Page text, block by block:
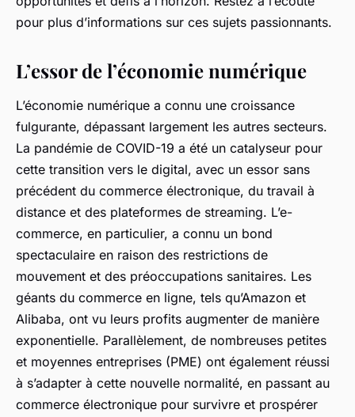
pour plus d’informations sur ces sujets passionnants.
L’essor de l’économie numérique
L’économie numérique a connu une croissance
fulgurante, dépassant largement les autres secteurs.
La pandémie de COVID-19 a été un catalyseur pour
cette transition vers le digital, avec un essor sans
précédent du commerce électronique, du travail à
distance et des plateformes de streaming. L’e-
commerce, en particulier, a connu un bond
spectaculaire en raison des restrictions de
mouvement et des préoccupations sanitaires. Les
géants du commerce en ligne, tels qu’Amazon et
Alibaba, ont vu leurs profits augmenter de manière
exponentielle. Parallèlement, de nombreuses petites
et moyennes entreprises (PME) ont également réussi
à s’adapter à cette nouvelle normalité, en passant au
commerce électronique pour survivre et prospérer